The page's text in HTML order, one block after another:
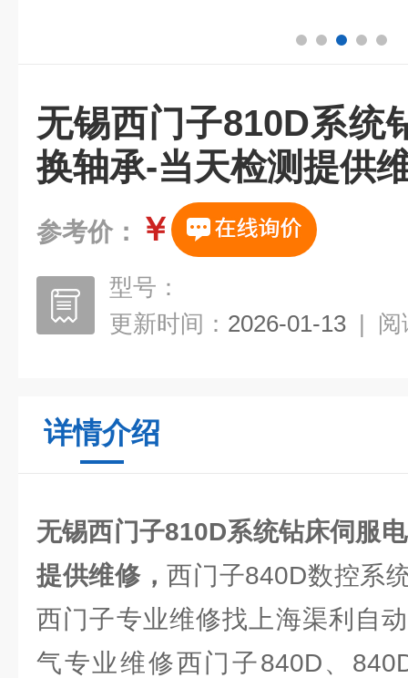
无锡西门子810D系统
换轴承-当天检测提供
参考价： ￥
型号：
更新时间： 2026-01-13 | 阅
详情介绍
无锡西门子810D系统钻床伺服
提供维修，西门子840D数控系
西门子专业维修找上海渠利自
气专业维修西门子840D、